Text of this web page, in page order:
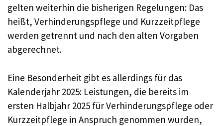
gelten weiterhin die bisherigen Regelungen: Das
heißt, Verhinderungspflege und Kurzzeitpflege
werden getrennt und nach den alten Vorgaben
abgerechnet.
Eine Besonderheit gibt es allerdings für das
Kalenderjahr 2025: Leistungen, die bereits im
ersten Halbjahr 2025 für Verhinderungspflege oder
Kurzzeitpflege in Anspruch genommen wurden,